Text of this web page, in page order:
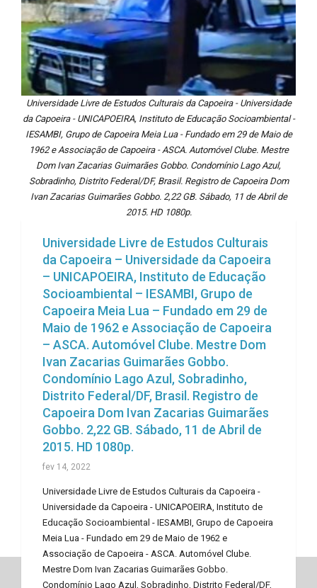
Universidade Livre de Estudos Culturais da Capoeira - Universidade
da Capoeira - UNICAPOEIRA, Instituto de Educação Socioambiental -
IESAMBI, Grupo de Capoeira Meia Lua - Fundado em 29 de Maio de
1962 e Associação de Capoeira - ASCA. Automóvel Clube. Mestre
Dom Ivan Zacarias Guimarães Gobbo. Condomínio Lago Azul,
Sobradinho, Distrito Federal/DF, Brasil. Registro de Capoeira Dom
Ivan Zacarias Guimarães Gobbo. 2,22 GB. Sábado, 11 de Abril de
2015. HD 1080p.
Universidade Livre de Estudos Culturais
da Capoeira – Universidade da Capoeira
– UNICAPOEIRA, Instituto de Educação
Socioambiental – IESAMBI, Grupo de
Capoeira Meia Lua – Fundado em 29 de
Maio de 1962 e Associação de Capoeira
– ASCA. Automóvel Clube. Mestre Dom
Ivan Zacarias Guimarães Gobbo.
Condomínio Lago Azul, Sobradinho,
Distrito Federal/DF, Brasil. Registro de
Capoeira Dom Ivan Zacarias Guimarães
Gobbo. 2,22 GB. Sábado, 11 de Abril de
2015. HD 1080p.
fev 14, 2022
Universidade Livre de Estudos Culturais da Capoeira -
Universidade da Capoeira - UNICAPOEIRA, Instituto de
Educação Socioambiental - IESAMBI, Grupo de Capoeira
Meia Lua - Fundado em 29 de Maio de 1962 e
Associação de Capoeira - ASCA. Automóvel Clube.
Mestre Dom Ivan Zacarias Guimarães Gobbo.
Condomínio Lago Azul, Sobradinho, Distrito Federal/DF,